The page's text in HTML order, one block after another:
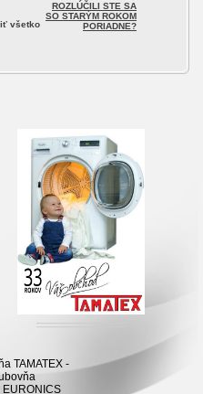
ROZLÚČILI STE SA
SO STARÝM ROKOM
PORIADNE?
všetko
TAMATEX -